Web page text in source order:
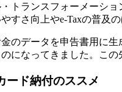
トランスフォーメーシ
すさ向上やe-Taxの普及
のデータを申告書用に
になってきました。こ
ード納付のススメ